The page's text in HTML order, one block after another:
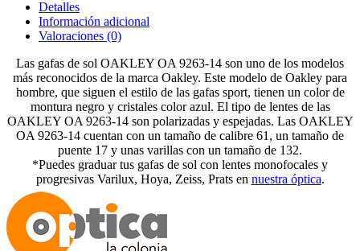
Detalles
Información adicional
Valoraciones (0)
Las gafas de sol OAKLEY OA 9263-14 son uno de los modelos
más reconocidos de la marca Oakley. Este modelo de Oakley para
hombre, que siguen el estilo de las gafas sport, tienen un color de
montura negro y cristales color azul. El tipo de lentes de las
OAKLEY OA 9263-14 son polarizadas y espejadas. Las OAKLEY
OA 9263-14 cuentan con un tamaño de calibre 61, un tamaño de
puente 17 y unas varillas con un tamaño de 132.
*Puedes graduar tus gafas de sol con lentes monofocales y
progresivas Varilux, Hoya, Zeiss, Prats en nuestra óptica.